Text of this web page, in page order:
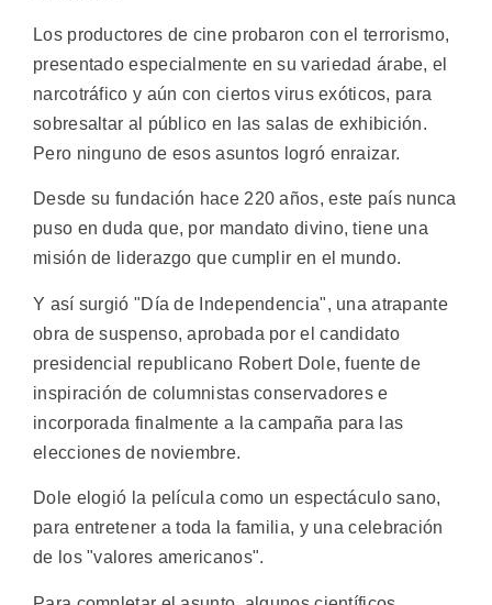
Los productores de cine probaron con el terrorismo,
presentado especialmente en su variedad árabe, el
narcotráfico y aún con ciertos virus exóticos, para
sobresaltar al público en las salas de exhibición.
Pero ninguno de esos asuntos logró enraizar.
Desde su fundación hace 220 años, este país nunca
puso en duda que, por mandato divino, tiene una
misión de liderazgo que cumplir en el mundo.
Y así surgió "Día de Independencia", una atrapante
obra de suspenso, aprobada por el candidato
presidencial republicano Robert Dole, fuente de
inspiración de columnistas conservadores e
incorporada finalmente a la campaña para las
elecciones de noviembre.
Dole elogió la película como un espectáculo sano,
para entretener a toda la familia, y una celebración
de los "valores americanos".